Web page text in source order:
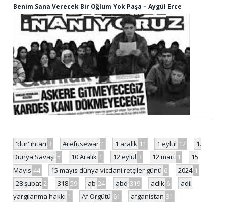
Benim Sana Verecek Bir Oğlum Yok Paşa – Aygül Erce
'dur' ihtarı 3 #refusewar 1 1 aralık 11 1 eylül 12
1.
Dünya Savaşı 5 10 Aralık 1 12 eylül 3 12 mart 1
15
Mayıs 44 15 mayıs dünya vicdani retçiler günü 6 2024 1
28 şubat 2 318 59 ab 24 abd 319 açlık 6
adil
yargılanma hakkı 1 Af Örgütü 61 afganistan 31